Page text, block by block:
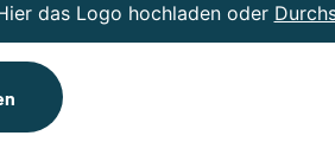
das Logo hochladen oder